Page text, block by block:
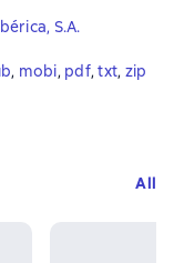
S.A.
, mobi, pdf, txt, zip
All